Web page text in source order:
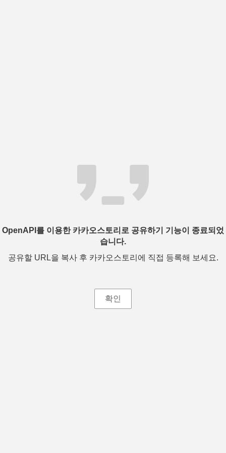
OpenAPI를 이용한 카카오스토리로 공유하기 기능이 종료되었
습니다.
공유할 URL을 복사 후 카카오스토리에 직접 등록해 보세요.
확인